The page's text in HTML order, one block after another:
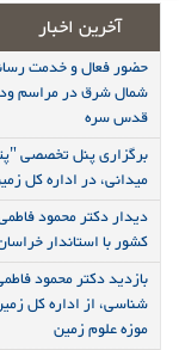
آخرین اخبار
حضور فعال و خدمت
شمال شرق در مراسم
قدس سره
برگزاری پنل تخصصی
میدانی، در اداره کل
دیدار دکتر محمود
کشور با استاندار
بازدید دکتر محمود
شناسی، از اداره کل
موزه علوم زمین